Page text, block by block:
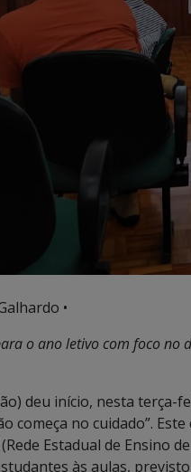
•
o ano letivo com foco no
deu início, nesta terça-
começa no cuidado”.
Estadual de Ensino
às aulas,